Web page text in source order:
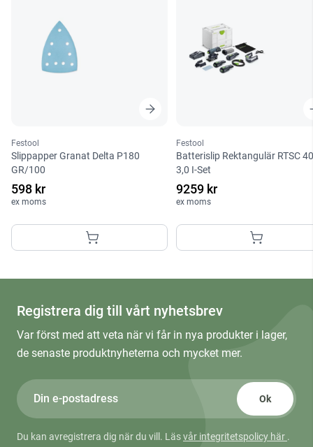
Festool
Slippapper Granat Delta P180
GR/100
598 kr
ex moms
Festool
Batterislip Rektangulär RTSC
3,0 I-Set
9259 kr
ex moms
Registrera dig till vårt nyhetsbrev
Var först med att veta när vi får in nya produkter i lager,
de senaste produktnyheterna och mycket mer.
Ok
Du kan avregistrera dig när du vill. Läsvår integritetspolicy här .